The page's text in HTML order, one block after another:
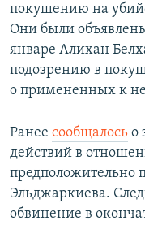
покушению на
Они были
январе Алихан
подозрению в
о примененных к
Ранее сообщалось о
действий в
предположительно
Эльджаркиева.
обвинение в